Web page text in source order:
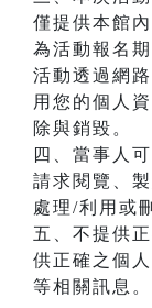
僅提供本館
為活動報名
活動透過網
用您的個人
除與銷毀。
四、當事人
請求閱覽、
處理/利用或
五、不提供
供正確之個
等相關訊息。